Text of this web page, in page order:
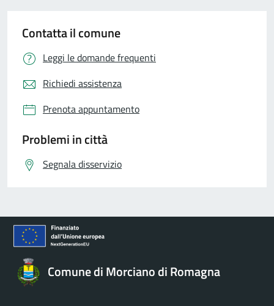
Contatta il comune
Leggi le domande frequenti
Richiedi assistenza
Prenota appuntamento
Problemi in città
Segnala disservizio
Comune di Morciano di Romagna